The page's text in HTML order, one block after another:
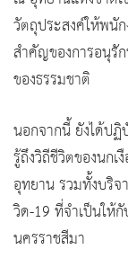
วัตถุประสงค์ให้พนั
สำคัญของการอนุรั
ของธรรมชาติ
นอกจากนี้ ยังได้ปฏิ
รู้ถึงวิถีชีวิตของนกเ
อุทยาน รวมทั้งบริจ
วิด-19 ที่จำเป็นให้
นครราชสีมา